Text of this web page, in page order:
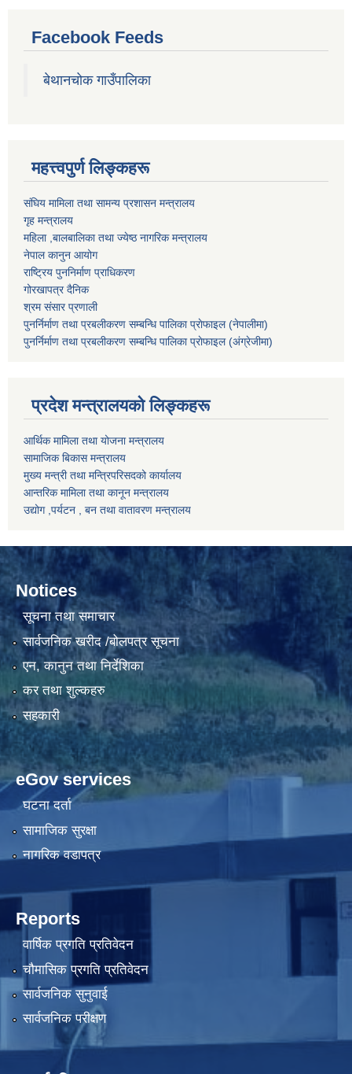
Facebook Feeds
बेथानचोक गाउँपालिका
महत्त्वपुर्ण लिङ्कहरू
संघिय मामिला तथा सामन्य प्रशासन मन्त्रालय
गृह मन्त्रालय
महिला ,बालबालिका तथा ज्येष्ठ नागरिक मन्त्रालय
नेपाल कानुन आयोग
राष्ट्रिय पुननिर्माण प्राधिकरण
गोरखापत्र दैनिक
श्रम संसार प्रणाली
पुनर्निर्माण तथा प्रबलीकरण सम्बन्धि पालिका प्राेफाइल (नेपालीमा)
पुनर्निर्माण तथा प्रबलीकरण सम्बन्धि पालिका प्राेफाइल(अंग्रेजीमा)
प्रदेश मन्त्रालयको लिङ्कहरू
आर्थिक मामिला तथा योजना मन्त्रालय
सामाजिक बिकास मन्त्रालय
मुख्य मन्त्री तथा मन्त्रिपरिसदको कार्यालय
आन्तरिक मामिला तथा कानून मन्त्रालय
उद्योग ,पर्यटन , बन तथा वातावरण मन्त्रालय
Notices
सूचना तथा समाचार
सार्वजनिक खरीद /बोलपत्र सूचना
एन, कानुन तथा निर्देशिका
कर तथा शुल्कहरु
सहकारी
eGov services
घटना दर्ता
सामाजिक सुरक्षा
नागरिक वडापत्र
Reports
वार्षिक प्रगति प्रतिवेदन
चौमासिक प्रगति प्रतिवेदन
सार्वजनिक सुनुवाई
सार्वजनिक परीक्षण